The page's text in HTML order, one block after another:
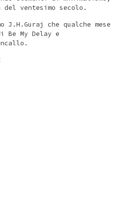
ventesimo secolo.
che qualche mese
Be My Delay e